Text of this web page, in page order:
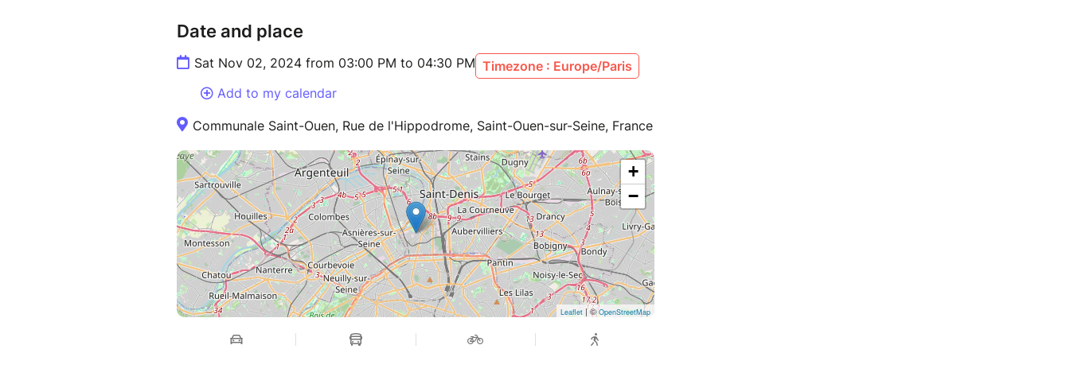
Date and place
Sat Nov 02, 2024 from 03:00 PM to 04:30 PM Timezone : Europe/Paris
Add to my calendar
Communale Saint-Ouen, Rue de l'Hippodrome, Saint-Ouen-sur-Seine, France
+
−
Leaflet | ©OpenStreetMap